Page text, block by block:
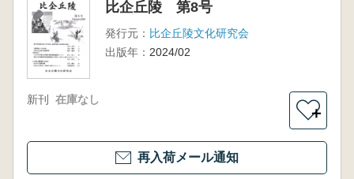
比企丘陵 第8号
発行元： 比企丘陵文化研究会
出版年： 2024/02
新刊 在庫なし
＋
再入荷メール通知